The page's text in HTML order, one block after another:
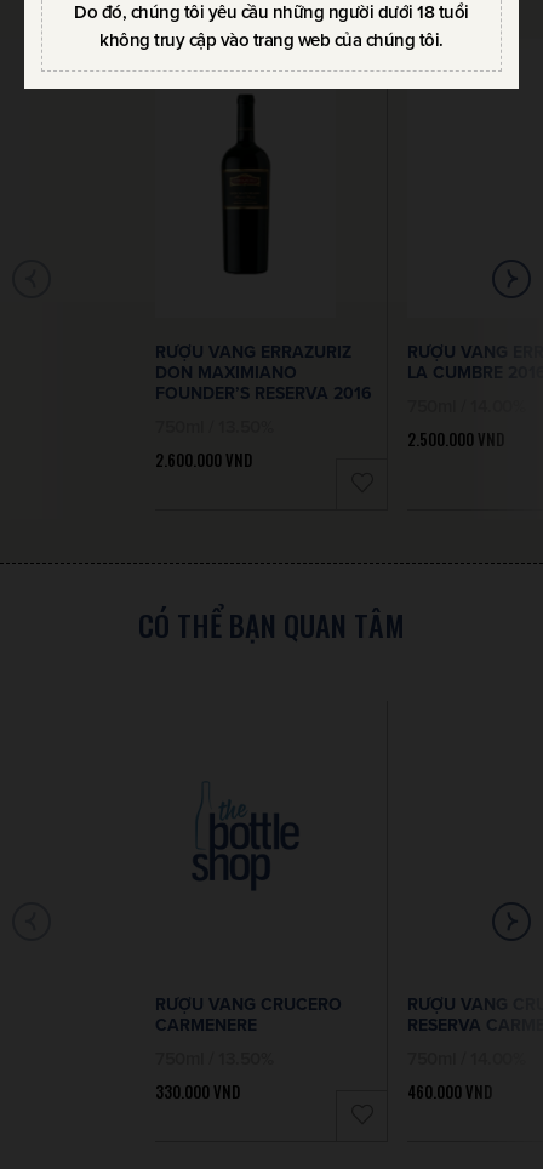
Do đó, chúng tôi yêu cầu những người dưới 18 tuổi
không truy cập vào trang web của chúng tôi.
RƯỢU VANG ERRAZURIZ
DON MAXIMIANO
FOUNDER’S RESERVA 2016
2.600.000 VND
RƯỢU VANG
LA CUMBRE
2.500.000 VND
CÓ THỂ BẠN QUAN TÂM
RƯỢU VANG CRUCERO
CARMENERE
330.000VND
RƯỢU VANG
RESERVA
460.000VND